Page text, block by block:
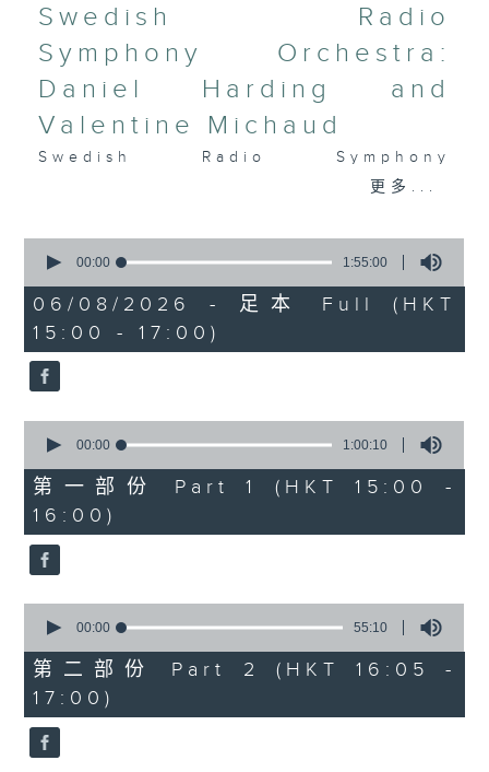
Swedish Radio
Symphony Orchestra:
Daniel Harding and
Valentine Michaud
Swedish Radio Symphony
Michaud
Valentine Michaud (saxophone)
Swedish Radio Symphony
Orchestra | Daniel Harding
(conductor)
WAGNER
Prelude and Good Friday Music
from Parsifal (23’)
Jesper NORDIN
Silhouettes and Shadows (28’)
DEBUSSY
Suite from Pelléas et Mélisande
(31’)
Recorded at Berwaldhallen,
Stockholm on 6/9/2024
瑞典电台交响乐团：哈丁与米索
米索（萨克管）
瑞典电台交响乐团｜哈丁（指挥）
华格纳
前奏曲及受难日音乐，选自《帕西发尔》
更多...
seconds
1
hour,
55
minutes,
0
seconds
00:00 1:55:00
06/08/2026 - 足本 Full (HKT
15:00 - 17:00)
seconds
1
hour,
10
seconds
00:00 1:00:10
第一部份 Part 1 (HKT 15:00 -
16:00)
seconds
55
minutes,
10
seconds
00:00 55:10
第二部份 Part 2 (HKT 16:05 -
17:00)